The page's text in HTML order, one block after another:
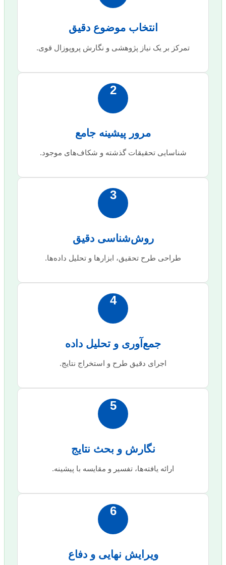
انتخاب موضوع دقیق
تمرکز بر یک نیاز پژوهشی و نگارش پروپوزال قوی.
2
مرور پیشینه جامع
شناسایی تحقیقات گذشته و شکاف‌های موجود.
3
روش‌شناسی دقیق
طراحی طرح تحقیق، ابزارها و تحلیل داده‌ها.
4
جمع‌آوری و تحلیل داده
اجرای دقیق طرح و استخراج نتایج.
5
نگارش و بحث نتایج
ارائه یافته‌ها، تفسیر و مقایسه با پیشینه.
6
ویرایش نهایی و دفاع